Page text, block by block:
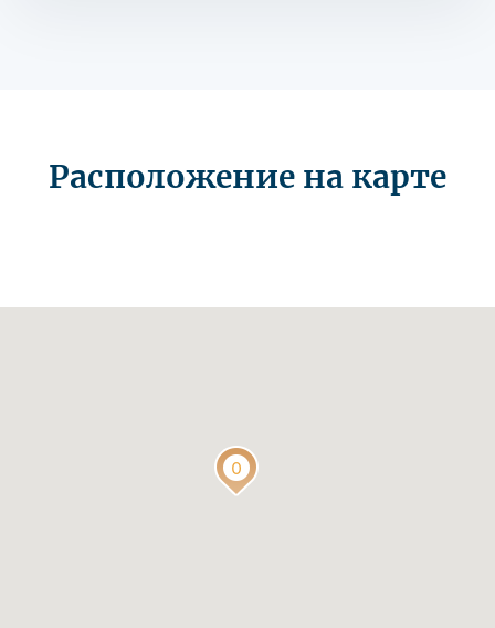
Расположение на карте